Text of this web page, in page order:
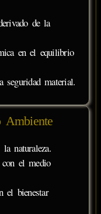
de la
en el equilibrio
seguridad material.
Ambiente
naturaleza.
el medio
el bienestar